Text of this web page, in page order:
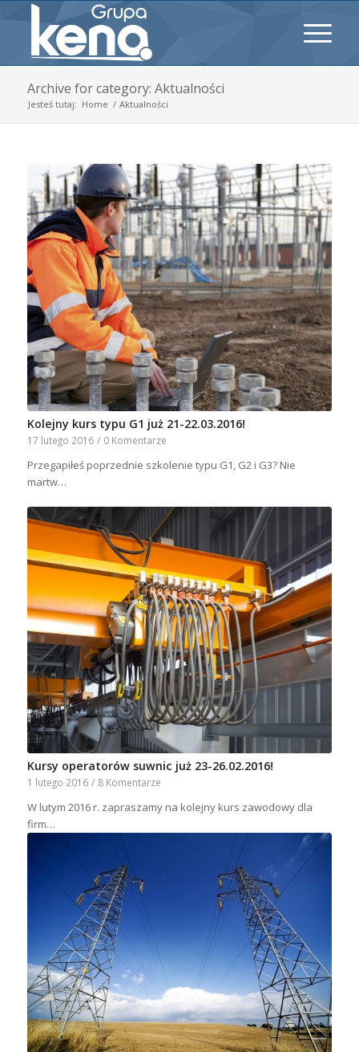
Archive for category: Aktualności
Jesteś tutaj: Home / Aktualności
Kolejny kurs typu G1 już 21-22.03.2016!
17 lutego 2016 / 0 Komentarze
Przegapiłeś poprzednie szkolenie typu G1, G2 i G3? Nie
martw…
Kursy operatorów suwnic już 23-26.02.2016!
1 lutego 2016 / 8 Komentarze
W lutym 2016 r. zapraszamy na kolejny kurs zawodowy dla
firm…